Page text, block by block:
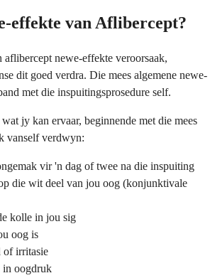
effekte van Aflibercept?
aflibercept newe-effekte veroorsaak,
dit goed verdra. Die mees algemene newe-
met die inspuitingsprosedure self.
jy kan ervaar, beginnende met die mees
vanself verdwyn:
vir 'n dag of twee na die inspuiting
die wit deel van jou oog (konjunktivale
kolle in jou sig
oog is
of irritasie
in oogdruk